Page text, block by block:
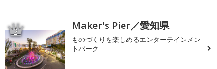
2 Maker's Pier／愛知県
ものづくりを楽しめるエンターテインメン
トパーク